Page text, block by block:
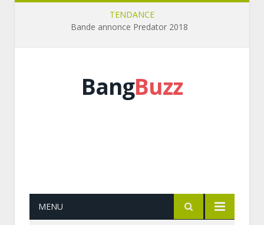
TENDANCE
Bande annonce Predator 2018
BangBuzz
MENU